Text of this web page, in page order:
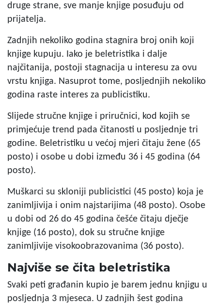
druge strane, sve manje knjige posuđuju od
prijatelja.
Zadnjih nekoliko godina stagnira broj onih koji
knjige kupuju. Iako je beletristika i dalje
najčitanija, postoji stagnacija u interesu za ovu
vrstu knjiga. Nasuprot tome, posljednjih nekoliko
godina raste interes za publicistiku.
Slijede stručne knjige i priručnici, kod kojih se
primjećuje trend pada čitanosti u posljednje tri
godine. Beletristiku u većoj mjeri čitaju žene (65
posto) i osobe u dobi između 36 i 45 godina (64
posto).
Muškarci su skloniji publicistici (45 posto) koja je
zanimljivija i onim najstarijima (48 posto). Osobe
u dobi od 26 do 45 godina češće čitaju dječje
knjige (16 posto), dok su stručne knjige
zanimljivije visokoobrazovanima (36 posto).
Najviše se čita beletristika
Svaki peti građanin kupio je barem jednu knjigu u
posljednja 3 mjeseca. U zadnjih šest godina